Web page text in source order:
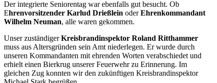
Der integrierte Seniorentag war ebenfalls gut besucht. Ob
Ehrenvorsitzender Karlud Drießlein oderEhrenkommandant
Wilhelm Neuman, alle waren gekommen.
Unser zuständigerKreisbrandinspektor Roland Ritthammer
muss aus Altersgründen sein Amt niederlegen. Er wurde durch
unseren Kommandanten mit ehrenden Worten verabschiedet und
erhielt einen Bierkrug unserer Feuerwehr zu Erinnerung. Im
gleichen Zug konnten wir den zukünftigen Kreisbrandinspektor